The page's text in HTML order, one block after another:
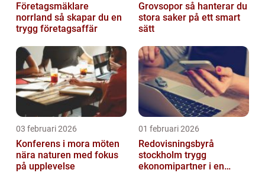
Företagsmäklare
norrland så skapar du en
trygg företagsaffär
Grovsopor så hanterar du
stora saker på ett smart
sätt
03 februari 2026
Konferens i mora möten
nära naturen med fokus
på upplevelse
01 februari 2026
Redovisningsbyrå
stockholm trygg
ekonomipartner i en